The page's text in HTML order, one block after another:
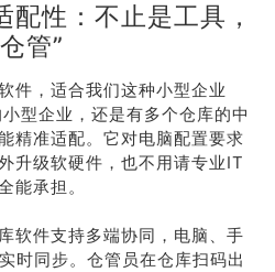
性：不止是工具，
管”
件，适合我们这种小型企业
型企业，还是有多个仓库的中
精准适配。它对电脑配置要求
升级软硬件，也不用请专业IT
能承担。
软件支持多端协同，电脑、手
时同步。仓管员在仓库扫码出